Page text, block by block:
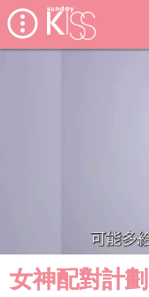
女神配對計